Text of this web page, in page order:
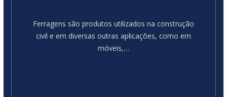
Ferragens são produtos utilizados na construção
civil e em diversas outras aplicações, como em
móveis,…